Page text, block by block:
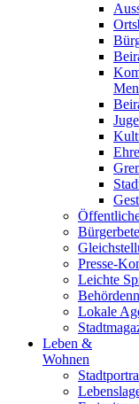
Presse-
Leichte
Lokale
Leben &
Wohnen